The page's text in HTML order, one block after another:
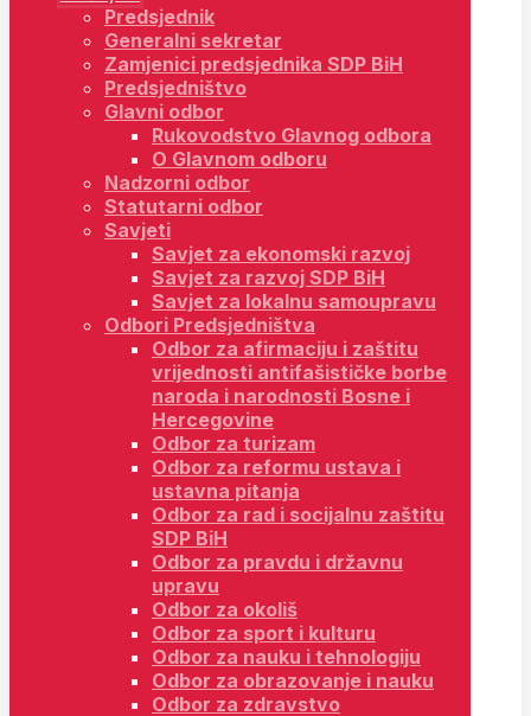
Predsjednik
Generalni sekretar
Zamjenici predsjednika SDP BiH
Predsjedništvo
Glavni odbor
Rukovodstvo Glavnog odbora
O Glavnom odboru
Nadzorni odbor
Statutarni odbor
Savjeti
Savjet za ekonomski razvoj
Savjet za razvoj SDP BiH
Savjet za lokalnu samoupravu
Odbori Predsjedništva
Odbor za afirmaciju i zaštitu
vrijednosti antifašističke borbe
naroda i narodnosti Bosne i
Hercegovine
Odbor za turizam
Odbor za reformu ustava i
ustavna pitanja
Odbor za rad i socijalnu zaštitu
SDP BiH
Odbor za pravdu i državnu
upravu
Odbor za okoliš
Odbor za sport i kulturu
Odbor za nauku i tehnologiju
Odbor za obrazovanje i nauku
Odbor za zdravstvo